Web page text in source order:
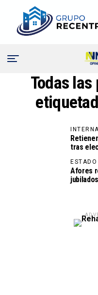
Todas
tras
ESTADO
Afores